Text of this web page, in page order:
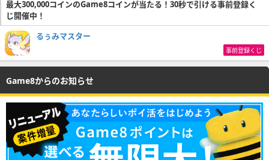
最大300,000コインのGame8コインが当たる！30秒で引ける事前登録く
じ開催中！
るぅみマスター
事前登録くじ
Game8からのお知らせ